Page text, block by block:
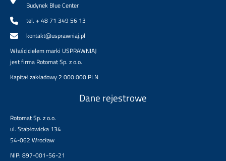
Budynek Blue Center
tel. + 48 71 349 56 13
kontakt@usprawniaj.pl
Właścicielem marki USPRAWNIAJ
jest firma Rotomat Sp. z o.o.
Kapitał zakładowy 2 000 000 PLN
Dane rejestrowe
Rotomat Sp. z o.o.
ul. Stabłowicka 134
54-062 Wrocław
NIP: 897-001-56-21